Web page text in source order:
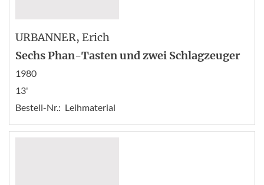
URBANNER, Erich
Sechs Phan-Tasten und zwei Schlagzeuger
1980
13'
Bestell-Nr.: Leihmaterial